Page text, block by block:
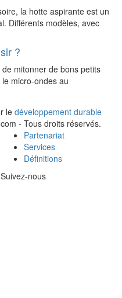
la hotte aspirante est un
Différents modèles, avec
?
mitonner de bons petits
micro-ondes au
le développement durable
- Tous droits réservés.
Partenariat
Services
Définitions
Suivez-nous